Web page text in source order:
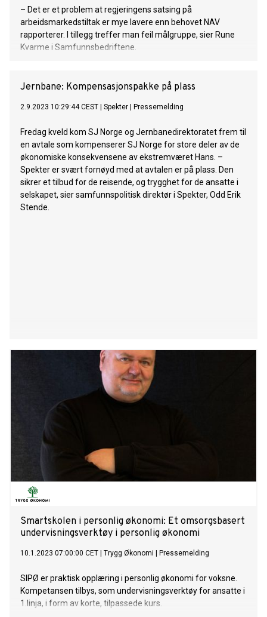
– Det er et problem at regjeringens satsing på
arbeidsmarkedstiltak er mye lavere enn behovet NAV
rapporterer. I tillegg treffer man feil målgruppe, sier Rune
Kvarme i Samfunnsbedriftene.
Jernbane: Kompensasjonspakke på plass
2.9.2023 10:29:44 CEST Spekter Pressemelding
Fredag kveld kom SJ Norge og Jernbanedirektoratet frem til
en avtale som kompenserer SJ Norge for store deler av de
økonomiske konsekvensene av ekstremværet Hans. –
Spekter er svært fornøyd med at avtalen er på plass. Den
sikrer et tilbud for de reisende, og trygghet for de ansatte i
selskapet, sier samfunnspolitisk direktør i Spekter, Odd Erik
Stende.
Smartskolen i personlig økonomi: Et omsorgsbasert
undervisningsverktøy i personlig økonomi
10.1.2023 07:00:00 CET Trygg Økonomi Pressemelding
SIPØ er praktisk opplæring i personlig økonomi for voksne.
Kompetansen tilbys, som undervisningsverktøy for ansatte i
1.linja, i form av korte, tilpassede kurs.